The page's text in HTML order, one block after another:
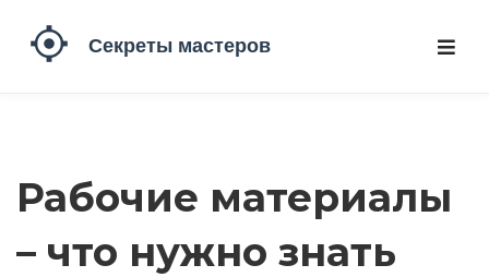
Рабочие материалы
– что нужно знать